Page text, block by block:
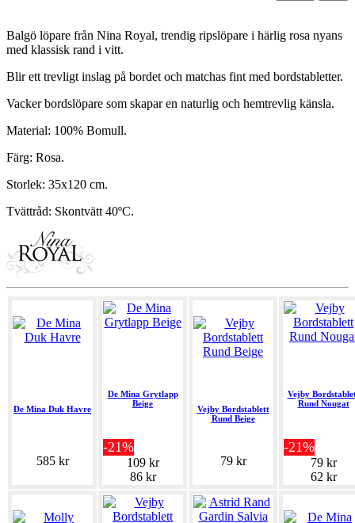
Balgö löpare från Nina Royal, trendig ripslöpare i härlig rosa nyans
med klassisk rand i vitt.
Blir ett trevligt inslag på bordet och matchas fint med bordstabletter.
Vacker bordslöpare som skapar en naturlig och hemtrevlig känsla.
Material: 100% Bomull.
Färg: Rosa.
Storlek: 35x120 cm.
Tvättråd: Skontvätt 40ºC.
De Mina Duk Havre
585 kr
De Mina Grytlapp
Beige
-21%
109 kr
86 kr
Vejby Bordstablett
Rund Beige
79 kr
Vejby
Rund Nougat
-21%
79 kr
62 kr